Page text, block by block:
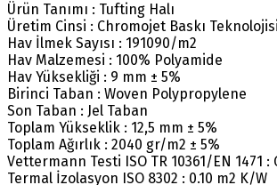
Ürün Tanımı : Tufting Halı
Üretim Cinsi : Chromojet Baskı Teknolojisi
Hav İlmek Sayısı : 191090/m2
Hav Malzemesi : 100% Polyamide
Hav Yüksekliği : 9 mm ± 5%
Birinci Taban : Woven Polypropylene
Son Taban : Jel Taban
Toplam Yükseklik : 12,5 mm ± 5%
Toplam Ağırlık : 2040 gr/m2 ± 5%
Vettermann Testi ISO TR 10361/EN 1471 :
Termal İzolasyon ISO 8302 : 0.10 m2 K/W